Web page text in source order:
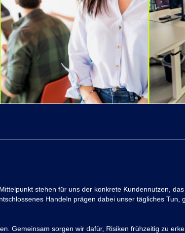
stehen für uns der konkrete Kundennutzen,
Handeln prägen dabei unser tägliches Tun,
Gemeinsam sorgen wir dafür, Risiken frühzeitig zu